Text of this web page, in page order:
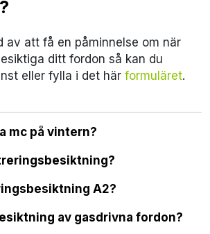
av att få en påminnelse om när
ditt fordon så kan du
eller fylla i det här formuläret.
mc på vintern?
A2?
av gasdrivna fordon?